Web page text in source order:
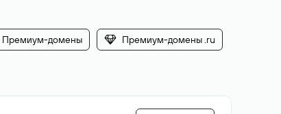
Премиум-домены Премиум-домены .ru